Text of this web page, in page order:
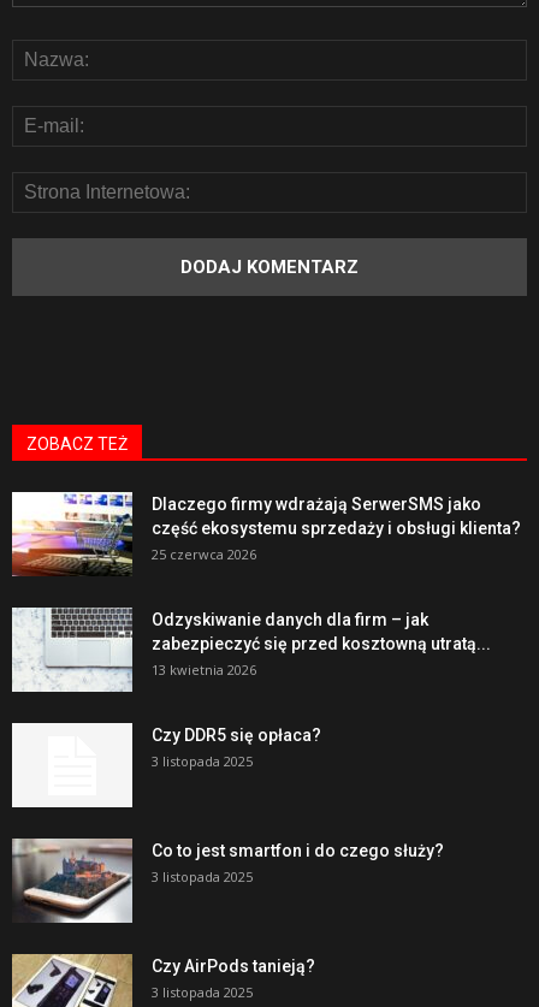
ZOBACZ TEŻ
Dlaczego firmy wdrażają SerwerSMS jako
część ekosystemu sprzedaży i obsługi klienta?
25 czerwca 2026
Odzyskiwanie danych dla firm – jak
zabezpieczyć się przed kosztowną utratą...
13 kwietnia 2026
Czy DDR5 się opłaca?
3 listopada 2025
Co to jest smartfon i do czego służy?
3 listopada 2025
Czy AirPods tanieją?
3 listopada 2025